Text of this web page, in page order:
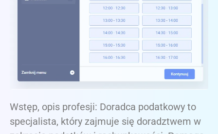
Wstęp, opis profesji: Doradca podatkowy to
specjalista, który zajmuje się doradztwem w